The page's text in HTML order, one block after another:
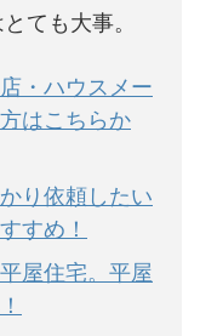
ても大事。
・ハウスメー
はこちらか
り依頼したい
すめ！
屋住宅。平屋